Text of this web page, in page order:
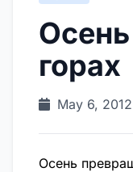
горах
May 6, 2012
Осень